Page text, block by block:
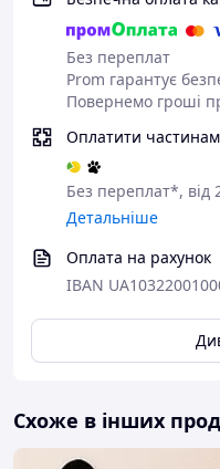
Без переплат
Prom гарантує
Повернемо гроші
Оплатити
Без переплат*, від
Детальніше
Оплата на рахунок
IBAN
Схоже в інших